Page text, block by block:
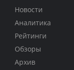
Новости
Аналитика
Рейтинги
Обзоры
Архив